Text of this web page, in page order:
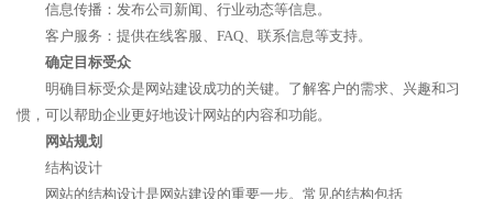
信息传播：发布公司新闻、行业动态等信息。
客户服务：提供在线客服、FAQ、联系信息等支持。
确定目标受众
明确目标受众是网站建设成功的关键。了解客户的需求、兴趣和习
惯，可以帮助企业更好地设计网站的内容和功能。
网站规划
结构设计
网站的结构设计是网站建设的重要一步。常见的结构包括